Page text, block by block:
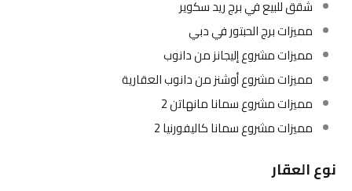
شقق للبيع في برج ريد سكوير
مميزات برج الحبتور في دبي
مميزات مشروع إليجانز من دانوب
مميزات مشروع أوشنز من دانوب العقارية
مميزات مشروع سمانا مانهاتن 2
مميزات مشروع سمانا كاليفورنيا 2
نوع العقار